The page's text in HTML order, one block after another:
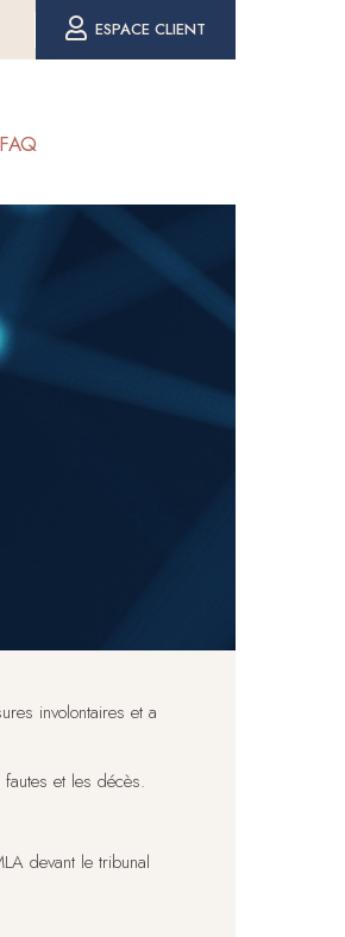
ESPACE CLIENT
FAQ
involontaires et a
et les décès.
devant le tribunal